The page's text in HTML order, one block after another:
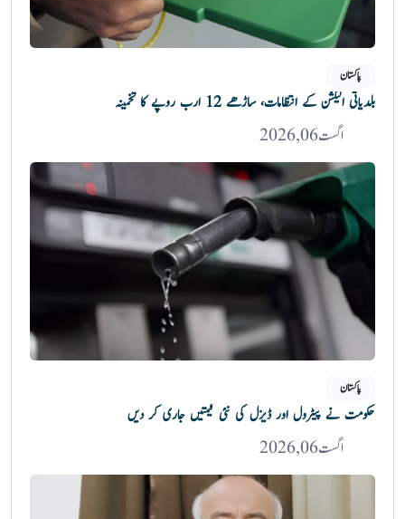
پاکستان
بلدیاتی الیکشن کے انتظامات، ساڑھے 12 ارب روپے کا تخمینہ
اگست 06, 2026
پاکستان
حکومت نے پیٹرول اور ڈیزل کی نئی قیمتیں جاری کر دیں
اگست 06, 2026